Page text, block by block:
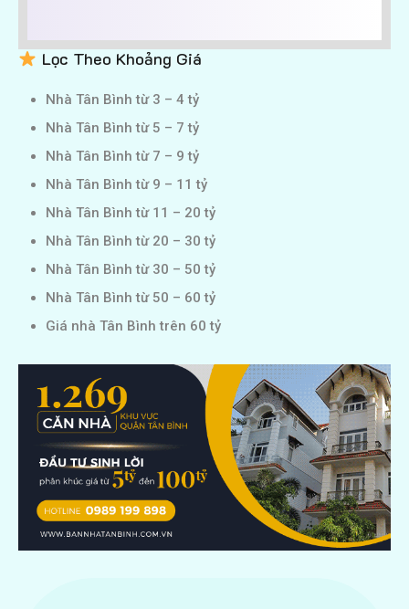
Lọc Theo Khoảng Giá
Nhà Tân Bình từ 3 – 4 tỷ
Nhà Tân Bình từ 5 – 7 tỷ
Nhà Tân Bình từ 7 – 9 tỷ
Nhà Tân Bình từ 9 – 11 tỷ
Nhà Tân Bình từ 11 – 20 tỷ
Nhà Tân Bình từ 20 – 30 tỷ
Nhà Tân Bình từ 30 – 50 tỷ
Nhà Tân Bình từ 50 – 60 tỷ
Giá nhà Tân Bình trên 60 tỷ